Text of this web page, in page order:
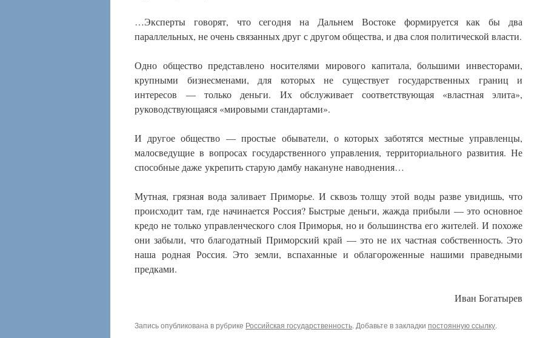
…Эксперты говорят, что сегодня на Дальнем Востоке формируется как бы два
параллельных, не очень связанных друг с другом общества, и два слоя политической власти.
Одно общество представлено носителями мирового капитала, большими инвесторами,
крупными бизнесменами, для которых не существует государственных границ и
интересов — только деньги. Их обслуживает соответствующая «властная элита»,
руководствующаяся «мировыми стандартами».
И другое общество — простые обыватели, о которых заботятся местные управленцы,
малосведущие в вопросах государственного управления, территориального развития. Не
способные даже укрепить старую дамбу накануне наводнения…
Мутная, грязная вода заливает Приморье. И сквозь толщу этой воды разве увидишь, что
происходит там, где начинается Россия? Быстрые деньги, жажда прибыли — это основное
кредо не только управленческого слоя Приморья, но и большинства его жителей. И похоже
они забыли, что благодатный Приморский край — это не их частная собственность. Это
наша родная Россия. Это земли, вспаханные и облагороженные нашими праведными
предками.
Иван Богатырев
Запись опубликована в рубрике Российская государственность. Добавьте в закладки постоянную ссылку.